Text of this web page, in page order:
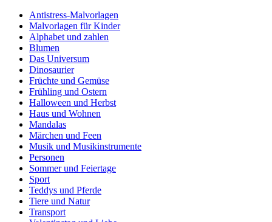
Antistress-Malvorlagen
Malvorlagen für Kinder
Alphabet und zahlen
Blumen
Das Universum
Dinosaurier
Früchte und Gemüse
Frühling und Ostern
Halloween und Herbst
Haus und Wohnen
Mandalas
Märchen und Feen
Musik und Musikinstrumente
Personen
Sommer und Feiertage
Sport
Teddys und Pferde
Tiere und Natur
Transport